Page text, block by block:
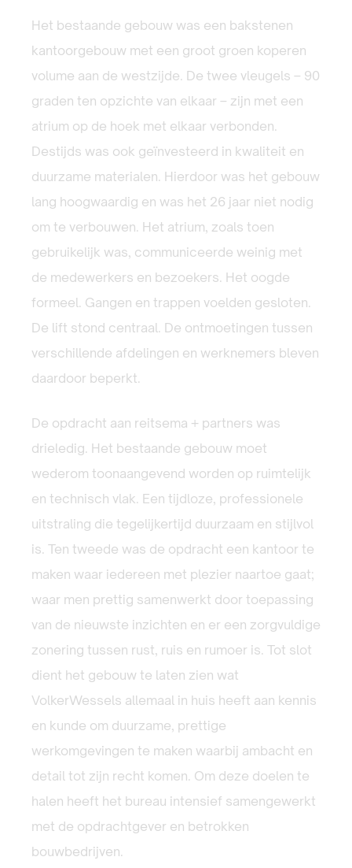
Het bestaande gebouw was een bakstenen
kantoorgebouw met een groot groen koperen
volume aan de westzijde. De twee vleugels – 90
graden ten opzichte van elkaar – zijn met een
atrium op de hoek met elkaar verbonden.
Destijds was ook geïnvesteerd in kwaliteit en
duurzame materialen. Hierdoor was het gebouw
lang hoogwaardig en was het 26 jaar niet nodig
om te verbouwen. Het atrium, zoals toen
gebruikelijk was, communiceerde weinig met
de medewerkers en bezoekers. Het oogde
formeel. Gangen en trappen voelden gesloten.
De lift stond centraal. De ontmoetingen tussen
verschillende afdelingen en werknemers bleven
daardoor beperkt.
De opdracht aan reitsema + partners was
drieledig. Het bestaande gebouw moet
wederom toonaangevend worden op ruimtelijk
en technisch vlak. Een tijdloze, professionele
uitstraling die tegelijkertijd duurzaam en stijlvol
is. Ten tweede was de opdracht een kantoor te
maken waar iedereen met plezier naartoe gaat;
waar men prettig samenwerkt door toepassing
van de nieuwste inzichten en er een zorgvuldige
zonering tussen rust, ruis en rumoer is. Tot slot
dient het gebouw te laten zien wat
VolkerWessels allemaal in huis heeft aan kennis
en kunde om duurzame, prettige
werkomgevingen te maken waarbij ambacht en
detail tot zijn recht komen. Om deze doelen te
halen heeft het bureau intensief samengewerkt
met de opdrachtgever en betrokken
bouwbedrijven.